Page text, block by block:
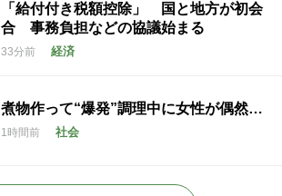
「給付付き税額控除」 国と地方が初会
合 事務負担などの協議始まる
33分前 経済
煮物作って“爆発”調理中に女性が偶然…
1時間前 社会